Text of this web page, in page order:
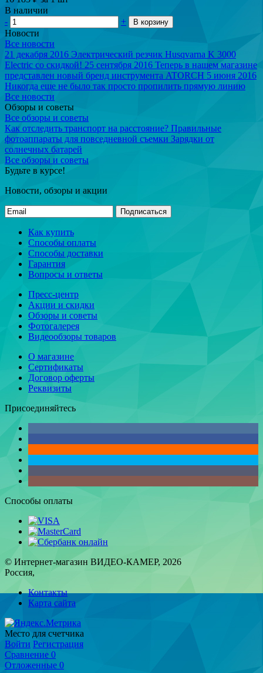
В наличии
-
+ В корзину
Новости
Все новости
21 декабря 2016 Электрический резчик Husqvarna K 3000
Electric со скидкой! 25 сентября 2016 Теперь в нашем магазине
представлен новый бренд инструмента ATORCH 5 июня 2016
Никогда еще не было так просто пропилить прямую линию
Все новости
Обзоры и советы
Все обзоры и советы
Как отследить транспорт на расстояние? Правильные
фотоаппараты для повседневной съемки Зарядки от
солнечных батарей
Все обзоры и советы
Будьте в курсе!
Новости, обзоры и акции
Подписаться
Как купить
Способы оплаты
Способы доставки
Гарантия
Вопросы и ответы
Пресс-центр
Акции и скидки
Обзоры и советы
Фотогалерея
Видеообзоры товаров
О магазине
Сертификаты
Договор оферты
Реквизиты
Присоединяйтесь
Способы оплаты
© Интернет-магазин ВИДЕО-КАМЕР, 2026
Россия,
Контакты
Карта сайта
Место для счетчика
Войти Регистрация
Сравнение 0
Отложенные 0